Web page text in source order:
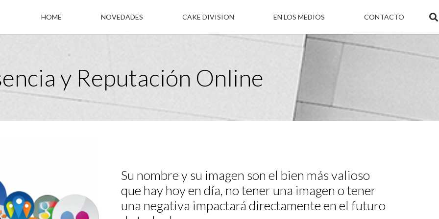
HOME NOVEDADES CAKE DIVISION EN LOS MEDIOS CONTACTO
y Reputación Online
Su nombre y su imagen son el bien más valioso
que hay hoy en día, no tener una imagen o tener
una negativa impactará directamente en el futuro